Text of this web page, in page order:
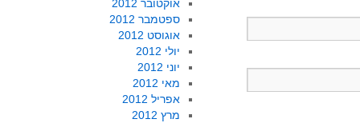
אוקטובר 2012
ספטמבר 2012
אוגוסט 2012
יולי 2012
יוני 2012
מאי 2012
אפריל 2012
מרץ 2012